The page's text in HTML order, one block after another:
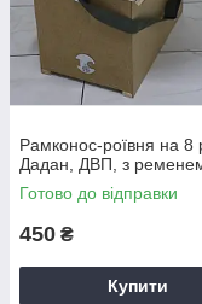
Рамконос-роївня на 8
Дадан, ДВП, з
Готово до відправки
450 ₴
Купити